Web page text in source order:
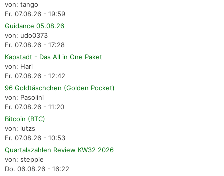
von: tango
Fr. 07.08.26 - 19:59
Guidance 05.08.26
von: udo0373
Fr. 07.08.26 - 17:28
Kapstadt - Das All in One Paket
von: Hari
Fr. 07.08.26 - 12:42
96 Goldtäschchen (Golden Pocket)
von: Pasolini
Fr. 07.08.26 - 11:20
Bitcoin (BTC)
von: lutzs
Fr. 07.08.26 - 10:53
Quartalszahlen Review KW32 2026
von: steppie
Do. 06.08.26 - 16:22